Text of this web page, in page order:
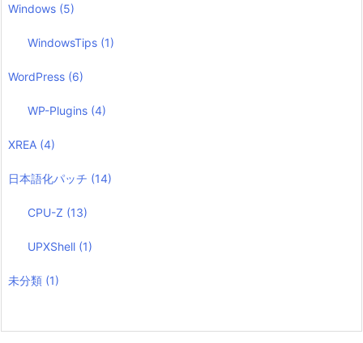
Windows (5)
WindowsTips (1)
WordPress (6)
WP-Plugins (4)
XREA (4)
日本語化パッチ (14)
CPU-Z (13)
UPXShell (1)
未分類 (1)